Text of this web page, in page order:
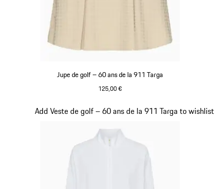
Jupe de golf – 60 ans de la 911 Targa
125,00 €
Add Veste de golf – 60 ans de la 911 Targa to wishlist
Diapositive 19 sur 20